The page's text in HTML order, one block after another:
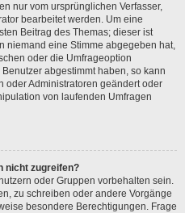
nur vom ursprünglichen Verfasser,
bearbeitet werden. Um eine
Beitrag des Themas; dieser ist
niemand eine Stimme abgegeben hat,
oder die Umfrageoption
abgestimmt haben, so kann
oder Administratoren geändert oder
von laufenden Umfragen
nicht zugreifen?
oder Gruppen vorbehalten sein.
zu schreiben oder andere Vorgänge
besondere Berechtigungen. Frage